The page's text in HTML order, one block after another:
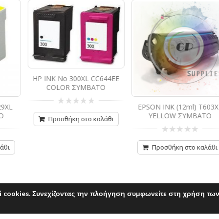
YELLOW ΣΥΜΒΑΤΟ
CANON INK (35ml)
1500XL BLACK
0
από
5
Προσθήκη στο
cookies. Συνεχίζοντας την πλοήγηση συμφωνείτε στη χρήση